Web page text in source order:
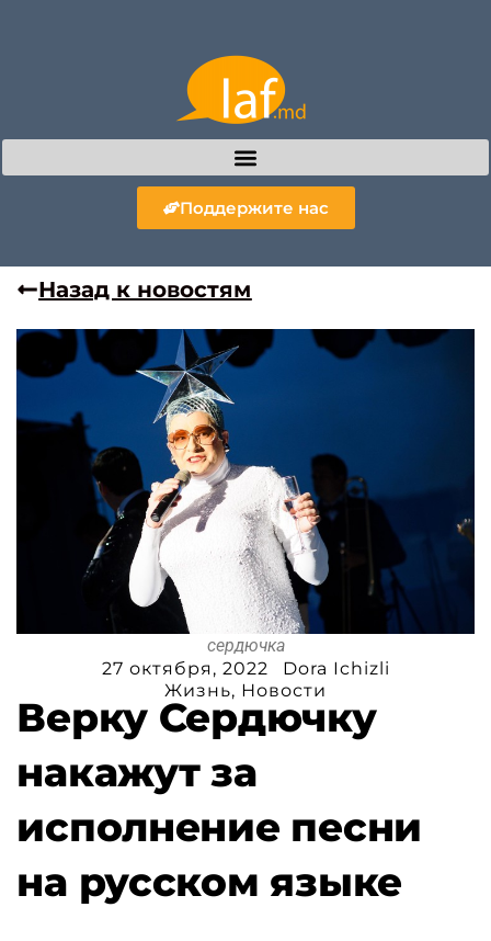
Поддержите нас
Назад к новостям
сердючка
27 октября, 2022
Dora Ichizli
Жизнь, Новости
Верку Сердючку
накажут за
исполнение песни
на русском языке